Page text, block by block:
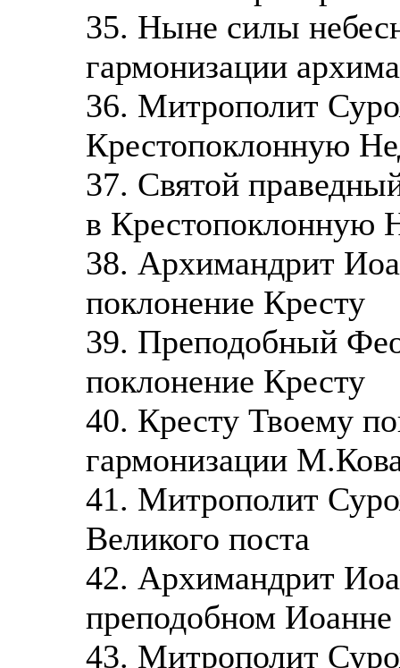
35. Ныне силы
гармонизации
36. Митрополит
Крестопоклонную
37. Святой
в Крестопоклонную
38. Архимандрит
поклонение Кресту
39. Преподобный
поклонение Кресту
40. Кресту Твоему
гармонизации
41. Митрополит
Великого поста
42. Архимандрит
преподобном
43. Митрополит